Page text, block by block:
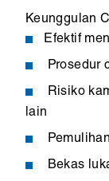
Keunggulan
Efektif
Prosedur
Risiko
lain
Bekas